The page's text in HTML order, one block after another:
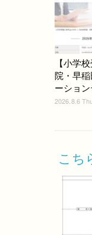
【小学
院・早
ーショ
2026.8.6
こち